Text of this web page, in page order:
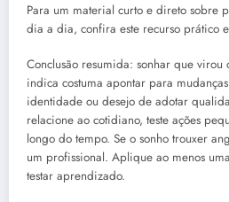
Para um material curto e direto sobre
dia a dia, confira este recurso prático
Conclusão resumida: sonhar que virou
indica costuma apontar para
identidade ou desejo de adotar
relacione ao cotidiano, teste ações
longo do tempo. Se o sonho trouxer
um profissional. Aplique ao menos
testar aprendizado.